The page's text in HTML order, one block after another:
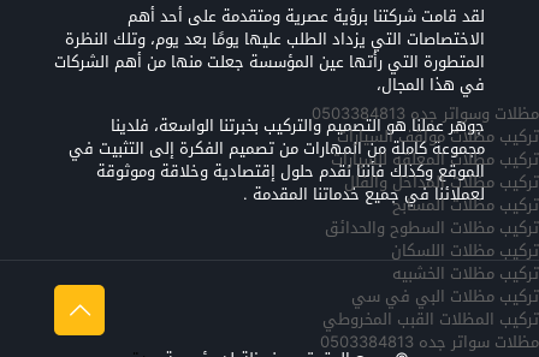
لقد قامت شركتنا برؤية عصرية ومتقدمة على أحد أهم
الاختصاصات التي يزداد الطلب عليها يومًا بعد يوم، وتلك النظرة
المتطورة التي رأتها عين المؤسسة جعلت منها من أهم الشركات
في هذا المجال،
جوهر عملنا هو التصميم والتركيب بخبرتنا الواسعة، فلدينا
مجموعة كاملة من المهارات من تصميم الفكرة إلى التثبيت في
الموقع وكذلك فأننا نقدم حلول إقتصادية وخلاقة وموثوقة
لعملائنا في جميع خدماتنا المقدمة .
مظلات وسواتر جده 0503384813
تركيب مظلات مواقف السيارات
تركيب مظلات المعلقه للسيارات
تركيب مظلات المداخل والفلل
تركيب مظلات المسابح
تركيب مظلات السطوح والحدائق
تركيب مظلات اللسكان
تركيب مظلات الخشبيه
تركيب مظلات البي في سي
تركيب المظلات القبب المخروطي
مظلات سواتر جده 0503384813